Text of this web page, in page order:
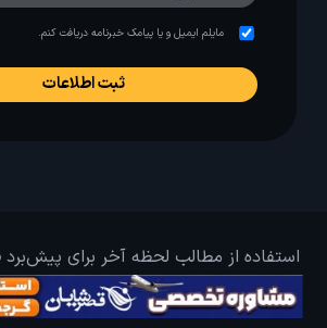
مایلم ایمیل و یا پیامک خبرنامه دریافت کنم.
استفاده از مطالب لحظه آخر برای
می‌شود. 1403-1391@